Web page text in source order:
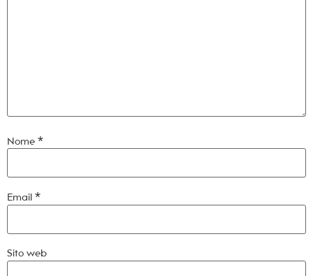
Nome *
Email *
Sito web